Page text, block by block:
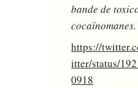
bande de
cocaïnomanes.
https://
itter/status/
0918